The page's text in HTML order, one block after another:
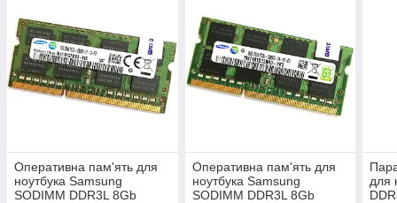
Оперативна пам'ять для
ноутбука Samsung
SODIMM DDR3L 8Gb
Оперативна пам'ять для
ноутбука Samsung
SODIMM DDR3L 8Gb
для